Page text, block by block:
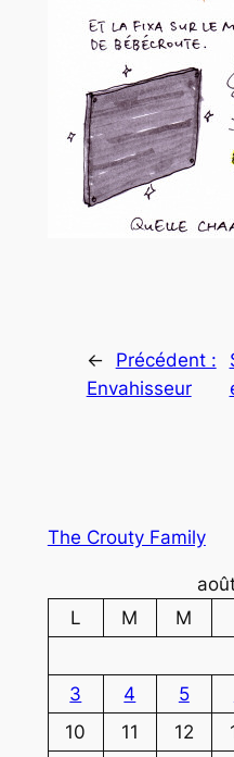
←
Précédent :
Envahisseur
The Crouty Family
L
M M
3
4 5
10
11 12